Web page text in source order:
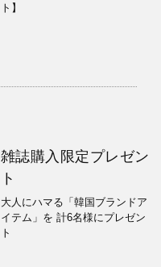
ト】
雑誌購入限定プレゼン
ト
大人にハマる「韓国ブランドア
イテム」を 計6名様にプレゼン
ト